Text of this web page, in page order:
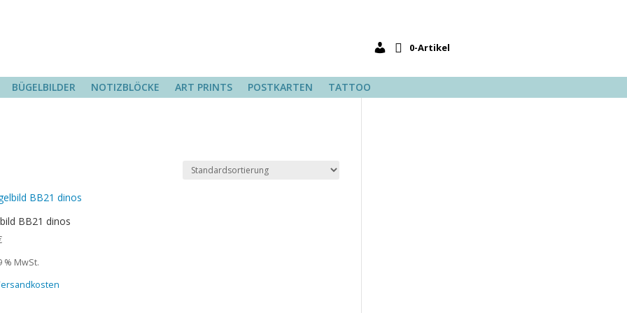
0-Artikel
BÜGELBILDER NOTIZBLÖCKE ART PRINTS POSTKARTEN TATTOO
BB21 dinos
% MwSt.